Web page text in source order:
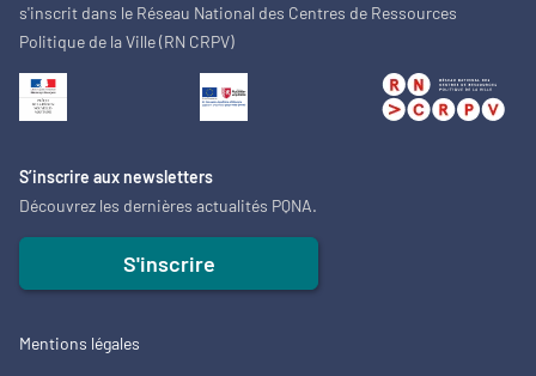
s'inscrit dans le Réseau National des Centres de Ressources
Politique de la Ville (RN CRPV)
S’inscrire aux newsletters
Découvrez les dernières actualités PQNA.
S'inscrire
Mentions légales